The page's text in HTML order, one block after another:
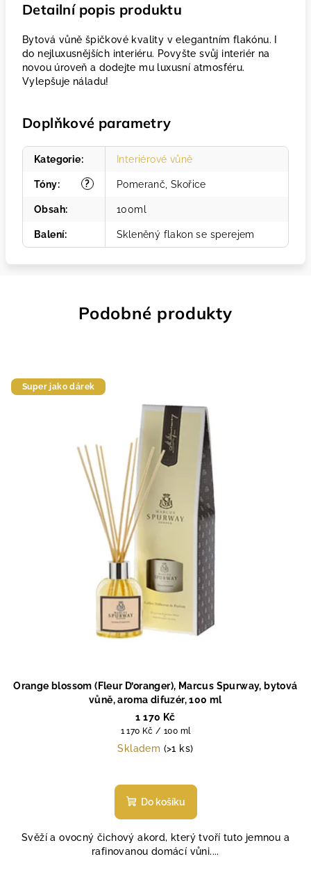
Detailní popis produktu
Bytová vůně špičkové kvality v elegantním flakónu. I
do nejluxusnějších interiéru. Povyšte svůj interiér na
novou úroveň a dodejte mu luxusní atmosféru.
Vylepšuje náladu!
Doplňkové parametry
Kategorie: Interiérové vůně
?
Tóny: Pomeranč, Skořice
Obsah: 100ml
Balení: Skleněný flakon se sperejem
Podobné produkty
Super jako dárek
Orange blossom (Fleur D’oranger), Marcus Spurway, bytová
vůně, aroma difuzér, 100 ml
1 170 Kč
Měrná
cena:
1 170 Kč / 100 ml
Skladem (>1 ks)
hodnocení
produktu
z
5
Do košíku
Svěží a ovocný čichový akord, který tvoří tuto jemnou a
rafinovanou domácí vůni....